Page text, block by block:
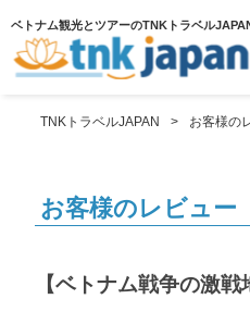
ベトナム観光とツアーのTNKトラベル
TNKトラベルJAPAN お客様の
お客様のレビュー
【ベトナム戦争の激